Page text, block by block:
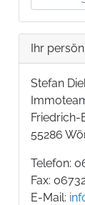
Ihr
Stefan
Friedrich-
55286
Telefon:
Fax:
E-Mail: